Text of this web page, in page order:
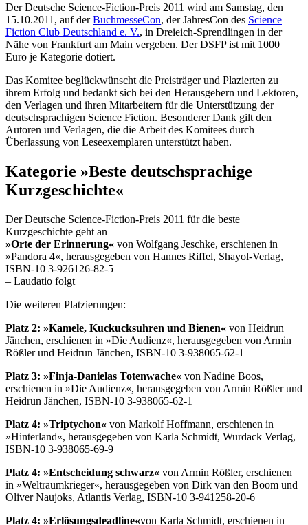
Der Deutsche Science-Fiction-Preis 2011 wird am Samstag, den
15.10.2011, auf derBuchmesseCon, der JahresCon des Science
Fiction Club Deutschland e. V., in Dreieich-Sprendlingen in der
Nähe von Frankfurt am Main vergeben. Der DSFP ist mit 1000
Euro je Kategorie dotiert.
Das Komitee beglückwünscht die Preisträger und Plazierten zu
ihrem Erfolg und bedankt sich bei den Herausgebern und Lektoren,
den Verlagen und ihren Mitarbeitern für die Unterstützung der
deutschsprachigen Science Fiction. Besonderer Dank gilt den
Autoren und Verlagen, die die Arbeit des Komitees durch
Überlassung von Leseexemplaren unterstützt haben.
Kategorie »Beste deutschsprachige
Kurzgeschichte«
Der Deutsche Science-Fiction-Preis 2011 für die beste
Kurzgeschichte geht an
»Orte der Erinnerung« von Wolfgang Jeschke, erschienen in
»Pandora 4«, herausgegeben von Hannes Riffel, Shayol-Verlag,
ISBN-10 3-926126-82-5
– Laudatio folgt
Die weiteren Platzierungen:
Platz 2: »Kamele, Kuckucksuhren und Bienen« von Heidrun
Jänchen, erschienen in »Die Audienz«, herausgegeben von Armin
Rößler und Heidrun Jänchen, ISBN-10 3-938065-62-1
Platz 3: »Finja-Danielas Totenwache« von Nadine Boos,
erschienen in »Die Audienz«, herausgegeben von Armin Rößler und
Heidrun Jänchen, ISBN-10 3-938065-62-1
Platz 4: »Triptychon« von Markolf Hoffmann, erschienen in
»Hinterland«, herausgegeben von Karla Schmidt, Wurdack Verlag,
ISBN-10 3-938065-69-9
Platz 4: »Entscheidung schwarz« von Armin Rößler, erschienen
in »Weltraumkrieger«, herausgegeben von Dirk van den Boom und
Oliver Naujoks, Atlantis Verlag, ISBN-10 3-941258-20-6
Platz 4: »Erlösungsdeadline«von Karla Schmidt, erschienen in